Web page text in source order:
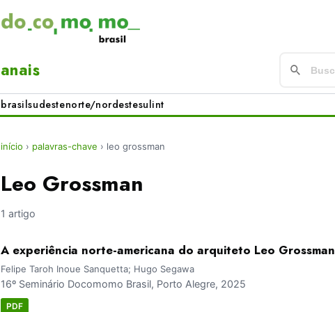
anais
brasilsudestenorte/nordestesulint
início › palavras-chave › leo grossman
Leo Grossman
1 artigo
A experiência norte-americana do arquiteto Leo Grossman
Felipe Taroh Inoue Sanquetta; Hugo Segawa
16º Seminário Docomomo Brasil, Porto Alegre, 2025
PDF